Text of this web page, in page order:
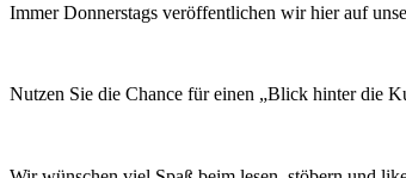
Immer Donnerstags veröffentlichen wir hier auf
Nutzen Sie die Chance für einen „Blick hinter die